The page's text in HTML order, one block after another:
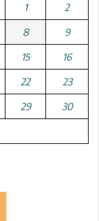
1 2
8 9
15 16
22 23
29 30